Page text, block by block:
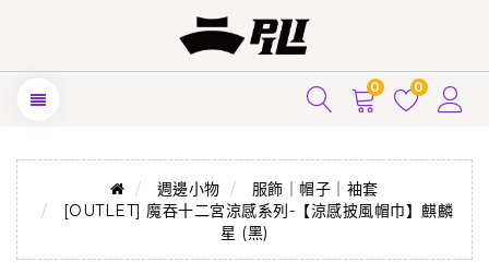
0 0
週邊小物
服飾｜帽子｜袖套
[OUTLET] 魔吞十二宮涼感系列-【涼感披風帽巾】麒麟
星 (黑)